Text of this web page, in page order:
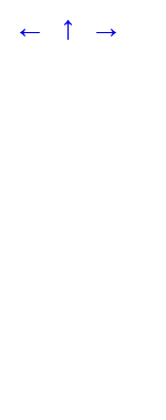
← ↑ →